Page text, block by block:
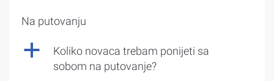
Na putovanju
a
Koliko novaca trebam ponijeti sa
sobom na putovanje?